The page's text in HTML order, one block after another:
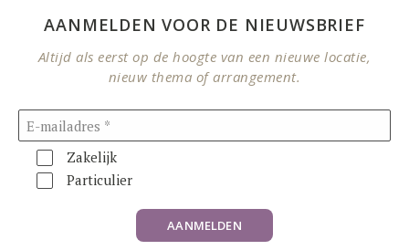
AANMELDEN VOOR DE NIEUWSBRIEF
Altijd als eerst op de hoogte van een nieuwe locatie,
nieuw thema of arrangement.
Zakelijk
Particulier
AANMELDEN